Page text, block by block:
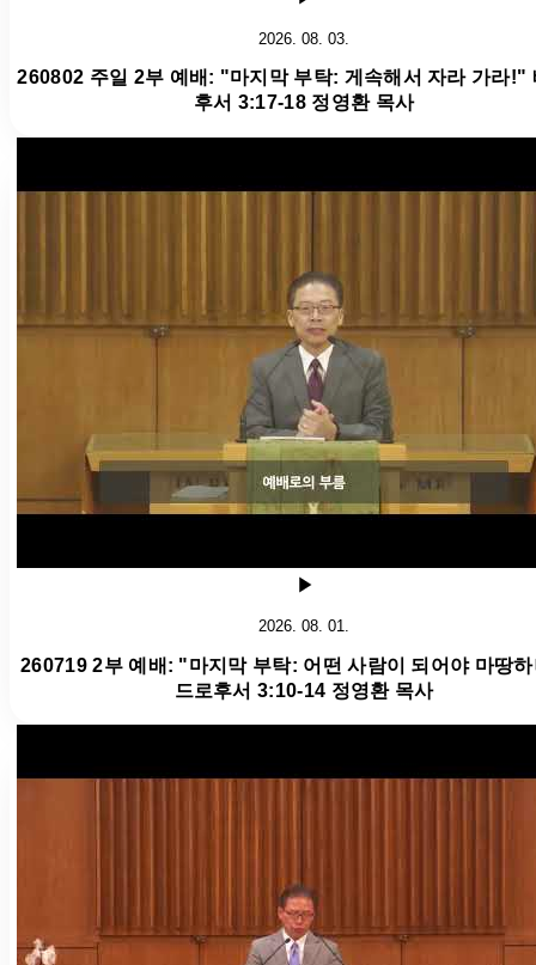
2026. 08. 03.
260802 주일 2부 예배: "마지막 부탁: 게속해서 자라 가라!"
후서 3:17-18 정영환 목사
2026. 08. 01.
260719 2부 예배: "마지막 부탁: 어떤 사람이 되어야 마땅
드로후서 3:10-14 정영환 목사